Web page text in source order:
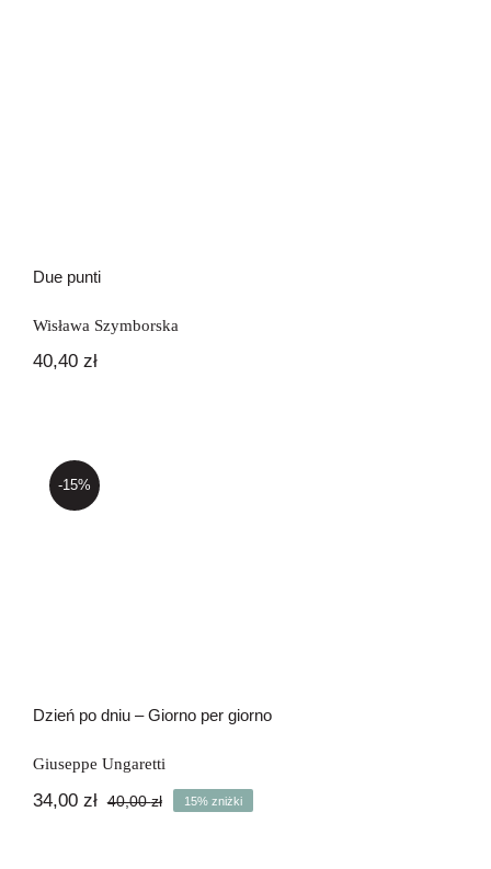
Due punti
Wisława Szymborska
40,40 zł
-15%
Dzień po dniu – Giorno per giorno
Giuseppe Ungaretti
40,00złPierwotna
34,00 zł
Aktualna
15% zniżki